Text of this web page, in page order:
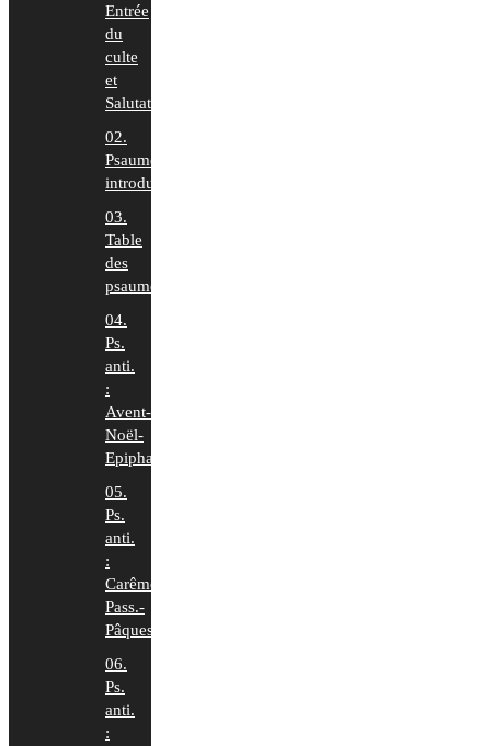
Entrée
du
culte
et
Salutation
02.
Psaumes
introduction
03.
Table
des
psaumes
04.
Ps.
anti.
:
Avent-
Noël-
Epiphanie
05.
Ps.
anti.
:
Carême-
Pass.-
Pâques
06.
Ps.
anti.
: